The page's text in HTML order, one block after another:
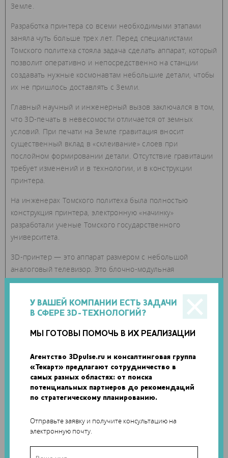
У ВАШЕЙ КОМПАНИИ ЕСТЬ ЗАДАЧИ
В СФЕРЕ 3D-ТЕХНОЛОГИЙ?
МЫ ГОТОВЫ ПОМОЧЬ В ИХ РЕАЛИЗАЦИИ
Агентство 3Dpulse.ru и консалтинговая группа
«Текарт» предлагают сотрудничество в
самых разных областях: от поиска
потенциальных партнеров до рекомендаций
по стратегическому планированию.
Отправьте заявку и получите консультацию на
электронную почту.
Земле.
Разработка принтера со всеми необходимыми этапами
заняла чуть больше трех лет. Перед специалистами
Томского политеха стояла задача сделать аппарат, который
позволит оперативно и непосредственно на станции
создавать нужные космонавтам небольшие детали, чтобы
их не пришлось доставлять с Земли.
Главный научный и инженерный вызов заключался в том,
что 3D-печать в невесомости отличается от земных
условий. При печати на Земле гравитация вносит
существенный вклад в «склеивание» слоев при
послойном формировании детали. Отсутствие гравитации
требует изменений и в технологии, и в конструкции
принтера.
На инженерах Томского политеха была полностью
конструкция принтера, электронную «начинку»
разработали ученые Томского государственного
университета.
3D-принтер — это аппарат размером с небольшой
аналоговый телевизор. Это блочно-модульная
конструкция, все компоненты которой собраны в одном
По заданной 3D-модели принтер послойно печатает
изготовленные таким образом, получаются очень